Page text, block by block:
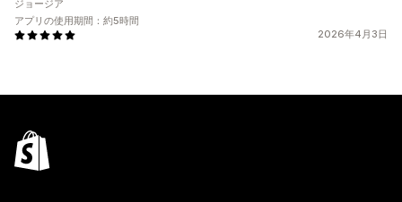
2026年4月3日
ジョージア
アプリの使用期間：約5時間